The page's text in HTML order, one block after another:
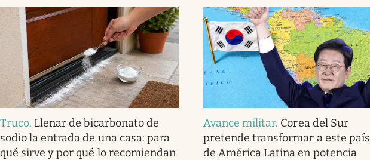
Truco. Llenar de bicarbonato de
sodio la entrada de una casa: para
qué sirve y por qué lo recomiendan
Avance militar. Corea del Sur
pretende transformar a este país
de América Latina en potencia